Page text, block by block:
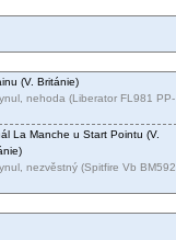
(V. Británie)
nehoda (Liberator FL981 PP-
La Manche u Start Pointu (V.
nezvěstný (Spitfire Vb BM592